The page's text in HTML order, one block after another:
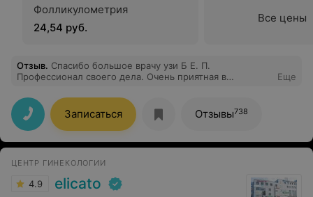
Фолликулометрия
24,54 руб.
Все цены
Отзыв. Спасибо большое врачу узи Б Е. П.
Профессионал своего дела. Очень приятная в
Еще
Записаться Отзывы738
ЦЕНТР ГИНЕКОЛОГИИ
4.9 elicato